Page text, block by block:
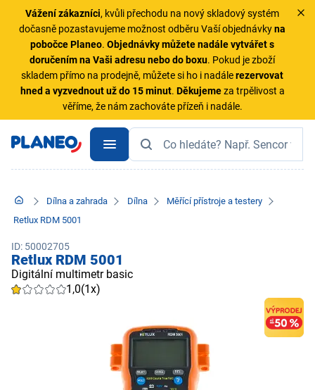
Vážení zákazníci, kvůli přechodu na nový skladový systém
dočasně pozastavujeme možnost odběru Vaší objednávkyna
pobočce Planeo.Objednávky můžete nadále vytvářet s
doručením na Vaši adresu nebo do boxu. Pokud je zboží
skladem přímo na prodejně, můžete si ho i nadálerezervovat
hned a vyzvednout už do 15 minut. Děkujemeza trpělivost a
věříme, že nám zachováte přízeň i nadále.
Dílna a zahrada Dílna
Měřící přístroje a testery
Retlux RDM 5001
ID: 50002705
Retlux RDM 5001
Digitální multimetr basic
1,0(1x)